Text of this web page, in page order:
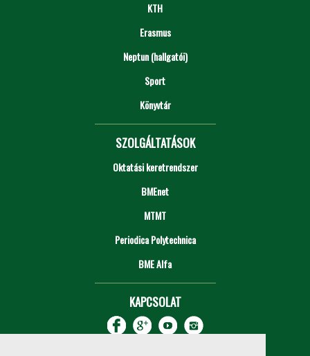
KTH
Erasmus
Neptun (hallgatói)
Sport
Könyvtár
SZOLGÁLTATÁSOK
Oktatási keretrendszer
BMEnet
MTMT
Periodica Polytechnica
BME Alfa
KAPCSOLAT